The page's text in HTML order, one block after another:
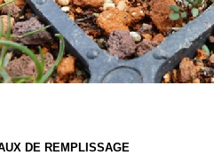
DE REMPLISSAGE